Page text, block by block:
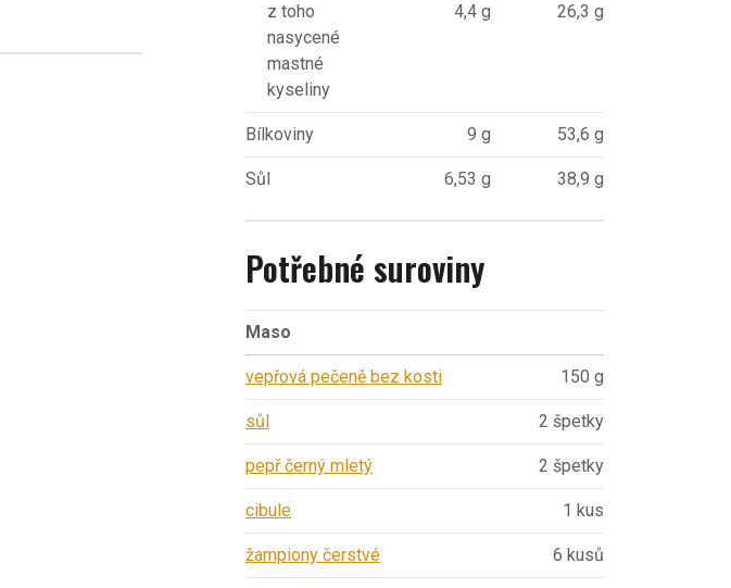
z toho
nasycené
mastné
kyseliny
4,4 g
26,3 g
Bílkoviny 9 g 53,6 g
Sůl 6,53 g 38,9 g
Potřebné suroviny
Maso
vepřová pečeně bez kosti 150 g
sůl 2 špetky
pepř černý mletý 2 špetky
cibule 1 kus
žampiony čerstvé 6 kusů